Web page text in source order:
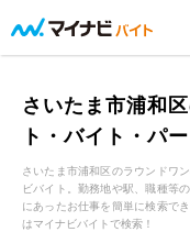
さいたま市浦和
ト・バイト・パ
さいたま市浦和区のラウンドワ
ビバイト。勤務地や駅、職種等
にあったお仕事を簡単に検索で
はマイナビバイトで検索！